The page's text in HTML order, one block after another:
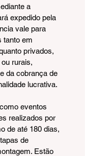
a
expedido pela
vale para
tanto em
privados,
rurais,
da cobrança de
lucrativa.
eventos
realizados por
de até 180 dias,
de
Estão